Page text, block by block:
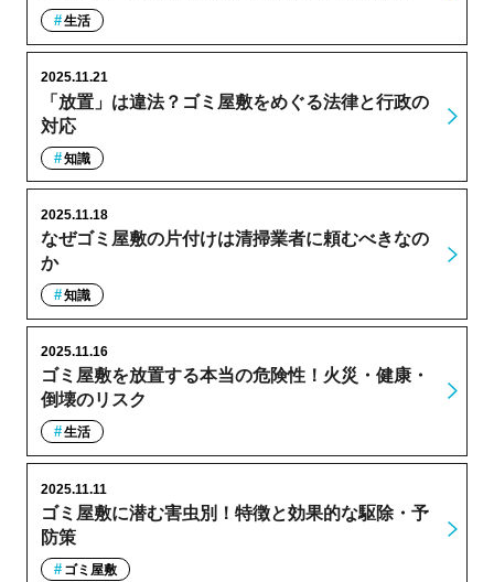
生活
「放置」は違法？ゴミ屋敷をめぐる法律と行政の
対応
2025.11.21
知識
なぜゴミ屋敷の片付けは清掃業者に頼むべきなの
か
2025.11.18
知識
ゴミ屋敷を放置する本当の危険性！火災・健康・
倒壊のリスク
2025.11.16
生活
ゴミ屋敷に潜む害虫別！特徴と効果的な駆除・予
防策
2025.11.11
ゴミ屋敷